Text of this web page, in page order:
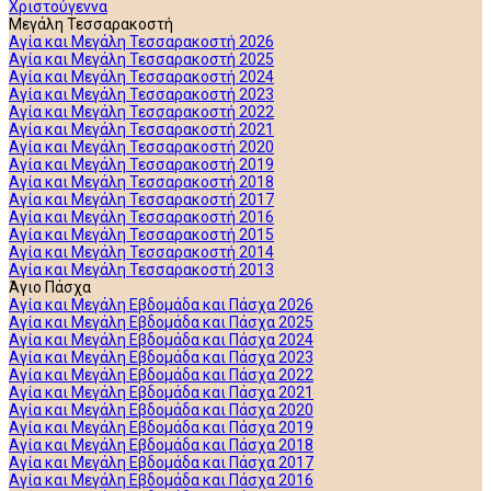
Χριστούγεννα
Μεγάλη Τεσσαρακοστή
Αγία και Μεγάλη Τεσσαρακοστή 2026
Αγία και Μεγάλη Τεσσαρακοστή 2025
Αγία και Μεγάλη Τεσσαρακοστή 2024
Αγία και Μεγάλη Τεσσαρακοστή 2023
Αγία και Μεγάλη Τεσσαρακοστή 2022
Αγία και Μεγάλη Τεσσαρακοστή 2021
Αγία και Μεγάλη Τεσσαρακοστή 2020
Αγία και Μεγάλη Τεσσαρακοστή 2019
Αγία και Μεγάλη Τεσσαρακοστή 2018
Αγία και Μεγάλη Τεσσαρακοστή 2017
Αγία και Μεγάλη Τεσσαρακοστή 2016
Αγία και Μεγάλη Τεσσαρακοστή 2015
Αγία και Μεγάλη Τεσσαρακοστή 2014
Αγία και Μεγάλη Τεσσαρακοστή 2013
Άγιο Πάσχα
Αγία και Μεγάλη Εβδομάδα και Πάσχα 2026
Αγία και Μεγάλη Εβδομάδα και Πάσχα 2025
Αγία και Μεγάλη Εβδομάδα και Πάσχα 2024
Αγία και Μεγάλη Εβδομάδα και Πάσχα 2023
Αγία και Μεγάλη Εβδομάδα και Πάσχα 2022
Αγία και Μεγάλη Εβδομάδα και Πάσχα 2021
Αγία και Μεγάλη Εβδομάδα και Πάσχα 2020
Αγία και Μεγάλη Εβδομάδα και Πάσχα 2019
Αγία και Μεγάλη Εβδομάδα και Πάσχα 2018
Αγία και Μεγάλη Εβδομάδα και Πάσχα 2017
Αγία και Μεγάλη Εβδομάδα και Πάσχα 2016